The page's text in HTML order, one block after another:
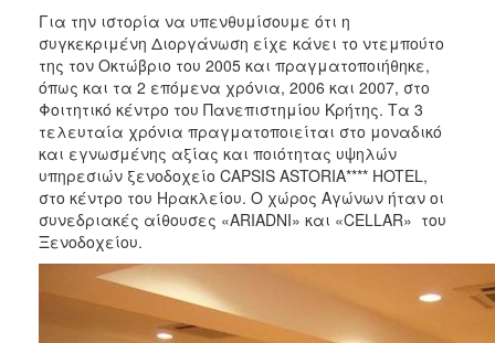
Για την ιστορία να υπενθυμίσουμε ότι η
συγκεκριμένη Διοργάνωση είχε κάνει το ντεμπούτο
της τον Οκτώβριο του 2005 και πραγματοποιήθηκε,
όπως και τα 2 επόμενα χρόνια, 2006 και 2007, στο
Φοιτητικό κέντρο του Πανεπιστημίου Κρήτης. Τα 3
τελευταία χρόνια πραγματοποιείται στο μοναδικό
και εγνωσμένης αξίας και ποιότητας υψηλών
υπηρεσιών ξενοδοχείο CAPSIS ASTORIA**** HOTEL,
στο κέντρο του Ηρακλείου. Ο χώρος Αγώνων ήταν οι
συνεδριακές αίθουσες «ARIADNI» και «CELLAR» του
Ξενοδοχείου.